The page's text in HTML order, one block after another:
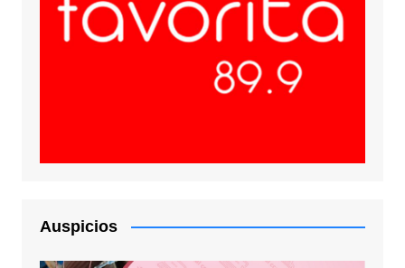
Auspicios